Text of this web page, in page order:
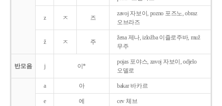
z ㅈ 즈
zavoj 자보이, pozno 포즈노, obraz
오브라즈
ž ㅈ 주
žena 제나, izložba 이즐로주바, muž
무주
반모음 j 이*
pojas 포야스, zavoj 자보이, odjelo
오델로
a 아 bakar 바카르
e 에 cev 체브